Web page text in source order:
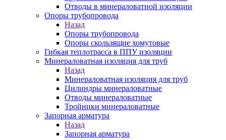
Отводы в минераловатной изоляции
Опоры трубопровода
Назад
Опоры трубопровода
Опоры скользящие хомутовые
Гибкая теплотрасса в ППУ изоляции
Минераловатная изоляция для труб
Назад
Минераловатная изоляция для труб
Цилиндры минераловатные
Отводы минераловатные
Тройники минераловатные
Запорная арматура
Назад
Запорная арматура